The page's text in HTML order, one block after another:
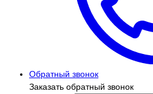
Обратный звонок
Заказать обратный звонок